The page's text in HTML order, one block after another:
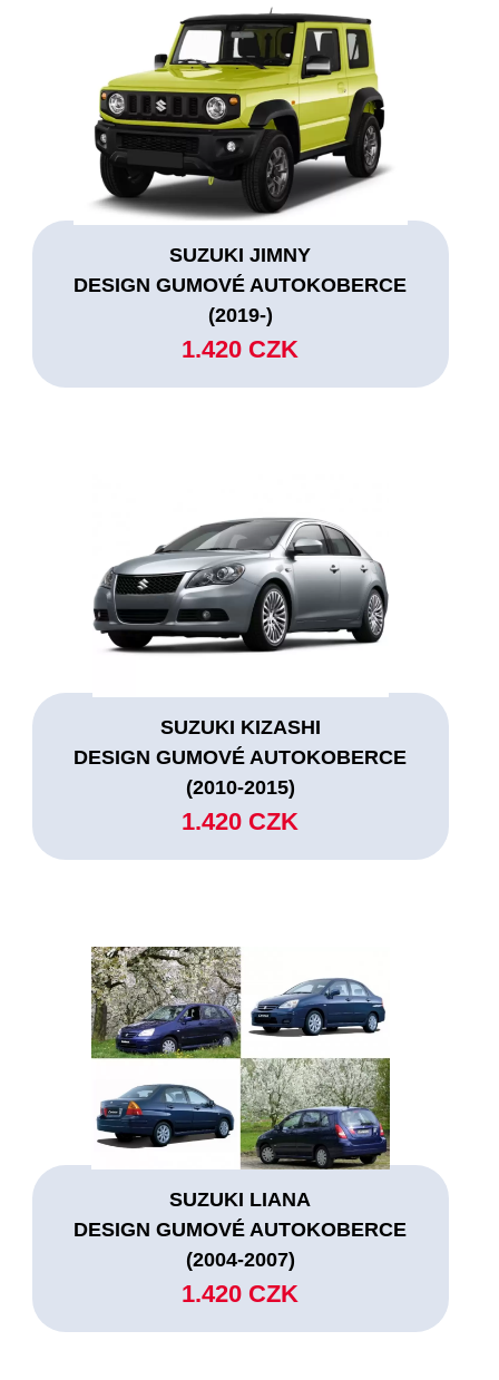
SUZUKI JIMNY
DESIGN GUMOVÉ AUTOKOBERCE
(2019-)
1.420 CZK
SUZUKI KIZASHI
DESIGN GUMOVÉ AUTOKOBERCE
(2010-2015)
1.420 CZK
SUZUKI LIANA
DESIGN GUMOVÉ AUTOKOBERCE
(2004-2007)
1.420 CZK